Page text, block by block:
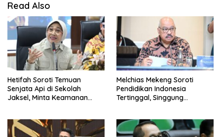
Read Also
Hetifah Soroti Temuan
Senjata Api di Sekolah
Jaksel, Minta Keamanan
Melchias Mekeng Soroti
Pendidikan Indonesia
Tertinggal, Singgung